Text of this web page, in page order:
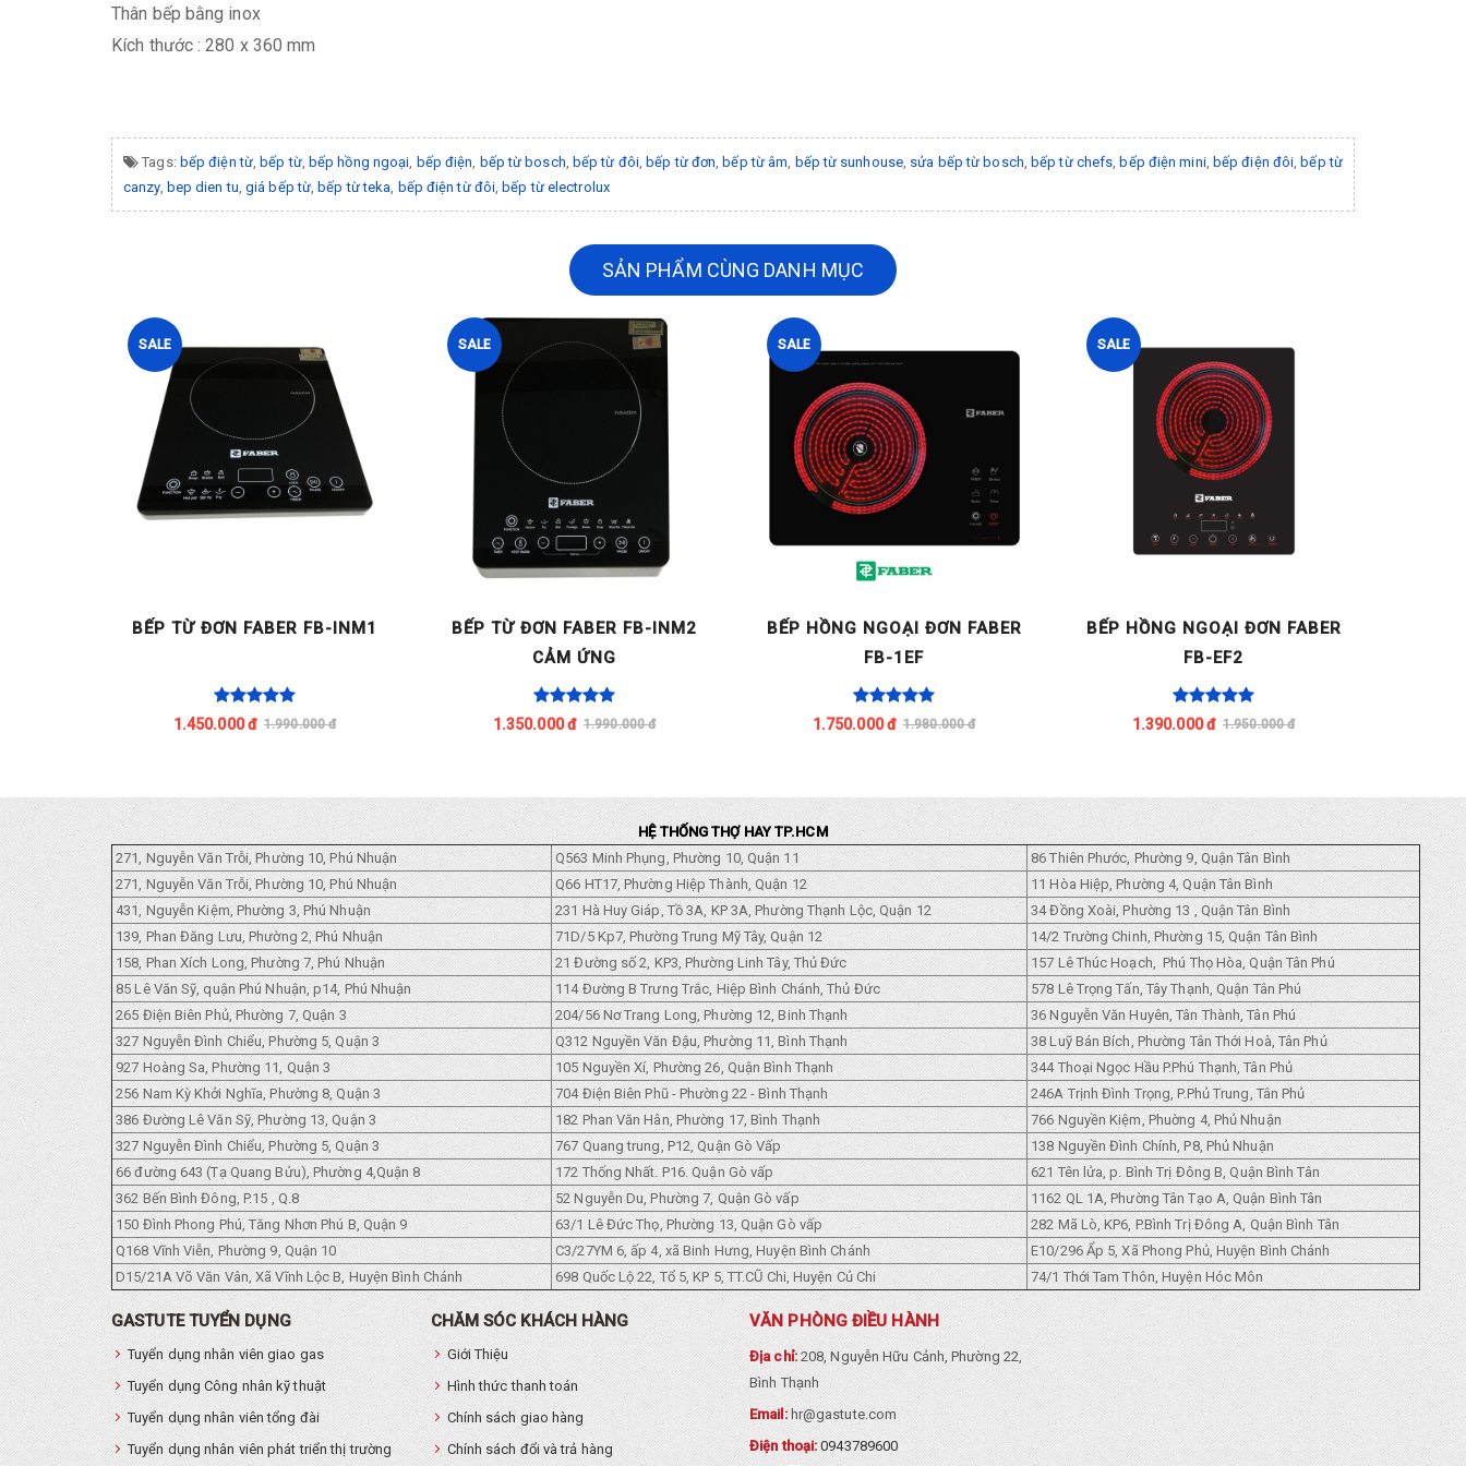
Thân bếp bằng inox
Kích thước : 280 x 360 mm
Tags: bếp điện từ,bếp từ, bếp hồng ngoại bếp điện bếp từ bosch bếp từ đôi,bếp từ đơn ,bếp từ âm bếp từ sunhouse sửa bếp từ bosch ,bếp từ chefs ,bếp điện mini, bếp điện đôi ,bếp từ
canzy, bep dien tu ,giá bếp từ ,bếp từ teka bếp điện từ đôi ,bếp từ electrolux
SẢN PHẨM CÙNG DANH MỤC
SALE
BẾP TỪ ĐƠN FABER FB-INM1
1.450.000 đ 1.990.000 đ
SALE
BẾP TỪ ĐƠN FABER FB-INM2
CẢM ỨNG
1.350.000 đ 1.990.000 đ
SALE
BẾP HỒNG NGOẠI ĐƠN FABER
FB-1EF
1.750.000 đ 1.980.000 đ
SALE
BẾP HỒNG NGOẠI ĐƠN FABER
FB-EF2
1.390.000 đ 1.950.000 đ
HỆ THỐNG THỢ HAY TP.HCM
271, Nguyễn Văn Trỗi, Phường 10, Phú Nhuận
Q563 Minh Phụng, Phường 10, Quận 11
86 Thiên Phước, Phường 9, Quận Tân Bình
271, Nguyễn Văn Trỗi, Phường 10, Phú Nhuận
Q66 HT17, Phường Hiệp Thành, Quận 12
11 Hòa Hiệp, Phường 4, Quận Tân Bình
431, Nguyễn Kiệm, Phường 3, Phú Nhuận
231 Hà Huy Giáp, Tồ 3A, KP 3A, Phường Thạnh Lộc, Quận 12
34 Đồng Xoài, Phường 13 , Quận Tân Bình
139, Phan Đăng Lưu, Phường 2, Phú Nhuận
71D/5 Kp7, Phường Trung Mỹ Tây, Quận 12
14/2 Trường Chinh, Phường 15, Quận Tân Bình
158, Phan Xích Long, Phường 7, Phú Nhuận
21 Đường số 2, KP3, Phường Linh Tây, Thủ Đức
157 Lê Thúc Hoạch, Phú Thọ Hòa, Quận Tân Phú
85 Lê Văn Sỹ, quận Phú Nhuận, p14, Phú Nhuận
114 Đường B Trưng Trắc, Hiệp Bình Chánh, Thủ Đức
578 Lê Trọng Tấn, Tây Thạnh, Quận Tân Phú
265 Điện Biên Phủ, Phường 7, Quận 3
204/56 Nơ Trang Long, Phường 12, Binh Thạnh
36 Nguyễn Văn Huyên, Tân Thành, Tân Phú
327 Nguyễn Đình Chiểu, Phường 5, Quận 3
Q312 Nguyền Văn Đậu, Phường 11, Bình Thạnh
38 Luỹ Bán Bích, Phường Tân Thới Hoà, Tân Phủ
927 Hoàng Sa, Phường 11, Quận 3
105 Nguyền Xí, Phường 26, Quận Bình Thạnh
344 Thoại Ngọc Hầu P.Phú Thạnh, Tân Phủ
256 Nam Kỳ Khởi Nghĩa, Phường 8, Quận 3
704 Điện Biên Phũ - Phường 22 - Bình Thạnh
246A Trịnh Đình Trọng, P.Phủ Trung, Tân Phủ
386 Đường Lê Văn Sỹ, Phường 13, Quận 3
182 Phan Văn Hân, Phường 17, Bình Thạnh
766 Nguyền Kiệm, Phuờng 4, Phủ Nhuận
327 Nguyễn Đình Chiểu, Phường 5, Quận 3
767 Quang trung, P12, Quận Gò Vấp
138 Nguyền Đình Chính, P8, Phủ Nhuận
66 đường 643 (Tạ Quang Bửu), Phường 4,Quận 8
172 Thống Nhất. P16. Quận Gò vấp
621 Tên lửa, p. Bình Trị Đông B, Quận Bình Tân
362 Bến Bình Đông, P.15 , Q.8
52 Nguyễn Du, Phường 7, Quận Gò vấp
1162 QL 1A, Phường Tân Tạo A, Quận Bình Tân
150 Đình Phong Phú, Tăng Nhơn Phú B, Quận 9
63/1 Lê Đức Thọ, Phường 13, Quận Gò vấp
282 Mã Lò, KP6, P.Bình Trị Đông A, Quận Bình Tân
Q168 Vĩnh Viễn, Phường 9, Quận 10
C3/27YM 6, ấp 4, xã Binh Hưng, Huyện Bình Chánh
E10/296 Ẩp 5, Xã Phong Phủ, Huyện Bình Chánh
D15/21A Võ Văn Vân, Xã Vĩnh Lộc B, Huyện Bình Chánh
698 Quốc Lộ 22, Tổ 5, KP 5, TT.CŨ Chi, Huyện Củ Chi 74/1 Thới Tam Thôn, Huyện Hóc Môn
GASTUTE TUYỂN DỤNG
Tuyển dụng nhân viên giao gas
Tuyển dụng Công nhân kỹ thuật
Tuyển dụng nhân viên tổng đài
Tuyển dụng nhân viên phát triển thị trường
CHĂM SÓC KHÁCH HÀNG
Giới Thiệu
Hình thức thanh toán
Chính sách giao hàng
Chính sách đổi và trả hàng
VĂN PHÒNG ĐIỀU HÀNH
Địa chỉ:208, Nguyễn Hữu Cảnh, Phường 22,
Bình Thạnh
Email: hr@gastute.com
Điện thoại:0943789600